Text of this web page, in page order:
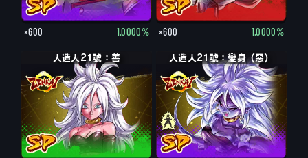
×600 1.0000% ×600 1.0000%
人造人21號：善 人造人21號：變身（惡）